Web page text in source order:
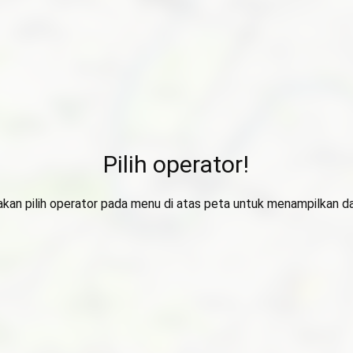
Pilih operator!
pilih operator pada menu di atas peta untuk menampilkan